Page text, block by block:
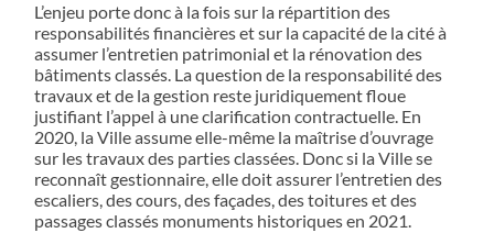
L’enjeu porte donc à la fois sur la répartition des
responsabilités financières et sur la capacité de la cité à
assumer l’entretien patrimonial et la rénovation des
bâtiments classés. La question de la responsabilité des
travaux et de la gestion reste juridiquement floue
justifiant l’appel à une clarification contractuelle. En
2020, la Ville assume elle-même la maîtrise d’ouvrage
sur les travaux des parties classées. Donc si la Ville se
reconnaît gestionnaire, elle doit assurer l’entretien des
escaliers, des cours, des façades, des toitures et des
passages classés monuments historiques en 2021.